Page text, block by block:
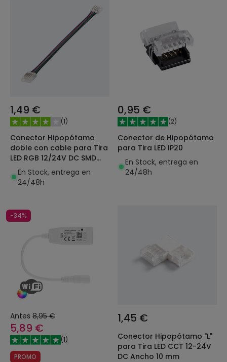
1,49 €
(1)
Conector Hipopótamo
doble con cable para Tira
LED RGB 12/24V DC SMD
IP20 Ancho 10mm
En Stock, entrega en
24/48h
0,95 €
(2)
Conector de Hipopótamo
para Tira LED IP20
En Stock, entrega en
24/48h
-34%
Antes 8,95 €
5,89 €
(1)
PROMO
1,45 €
Conector Hipopótamo "L"
para Tira LED CCT 12-24V
DC Ancho 10 mm